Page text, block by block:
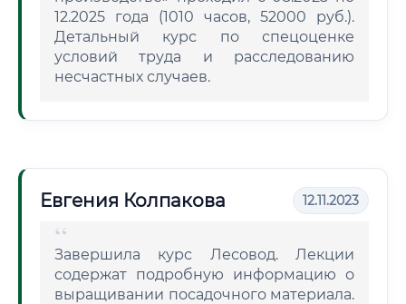
12.2025 года (1010 часов, 52000 руб.).
Детальный курс по спецоценке
условий труда и расследованию
несчастных случаев.
Евгения Колпакова 12.11.2023
Завершила курс Лесовод. Лекции
содержат подробную информацию о
выращивании посадочного материала.